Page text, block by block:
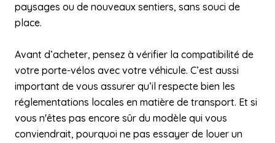
paysages ou de nouveaux sentiers, sans souci de
place.
Avant d’acheter, pensez à vérifier la compatibilité de
votre porte-vélos avec votre véhicule. C’est aussi
important de vous assurer qu’il respecte bien les
réglementations locales en matière de transport. Et si
vous n'êtes pas encore sûr du modèle qui vous
conviendrait, pourquoi ne pas essayer de louer un